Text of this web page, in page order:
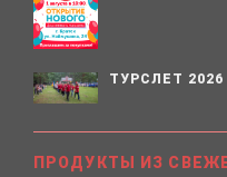
ТУРСЛЕТ 2026
ПРОДУКТЫ ИЗ